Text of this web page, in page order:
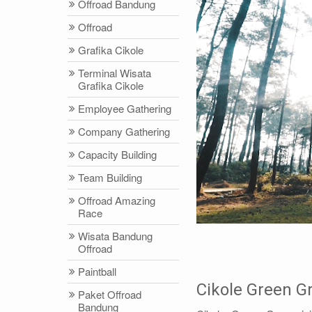
Cikole Green
Offroad Bandung
Offroad
Grafika Cikole
Terminal Wisata
Grafika Cikole
Employee Gathering
Company Gathering
Capacity Building
Team Building
Offroad Amazing
Race
Wisata Bandung
Offroad
Paintball
Paket Offroad
Bandung